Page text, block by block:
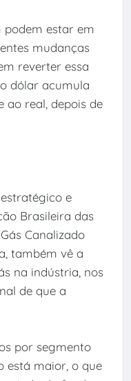
podem estar em
mudanças
reverter essa
dólar acumula
ao real, depois de
e
Brasileira das
Canalizado
também vê a
na indústria, nos
de que a
por segmento
está maior, o que